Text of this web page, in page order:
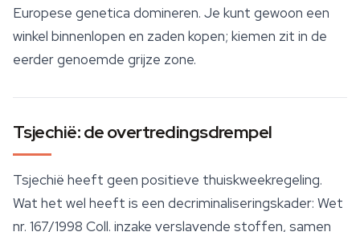
Europese genetica domineren. Je kunt gewoon een
winkel binnenlopen en zaden kopen; kiemen zit in de
eerder genoemde grijze zone.
Tsjechië: de overtredingsdrempel
Tsjechië heeft geen positieve thuiskweekregeling.
Wat het wel heeft is een decriminaliseringskader: Wet
nr. 167/1998 Coll. inzake verslavende stoffen, samen